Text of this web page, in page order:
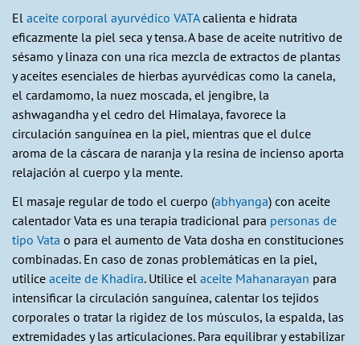
El aceite corporal ayurvédico VATAcalienta e hidrata
eficazmente la piel seca y tensa. A base de aceite nutritivo de
sésamo y linaza con una rica mezcla de extractos de plantas
y aceites esenciales de hierbas ayurvédicas como la canela,
el cardamomo, la nuez moscada, el jengibre, la
ashwagandha y el cedro del Himalaya, favorece la
circulación sanguínea en la piel, mientras que el dulce
aroma de la cáscara de naranja y la resina de incienso aporta
relajación al cuerpo y la mente.
El masaje regular de todo el cuerpo (abhyanga) con aceite
calentador Vata es una terapia tradicional para personas de
tipo Vata o para el aumento de Vata dosha en constituciones
combinadas. En caso de zonas problemáticas en la piel,
utilice aceite de Khadira. Utilice el aceite Mahanarayan para
intensificar la circulación sanguínea, calentar los tejidos
corporales o tratar la rigidez de los músculos, la espalda, las
extremidades y las articulaciones. Para equilibrar y estabilizar